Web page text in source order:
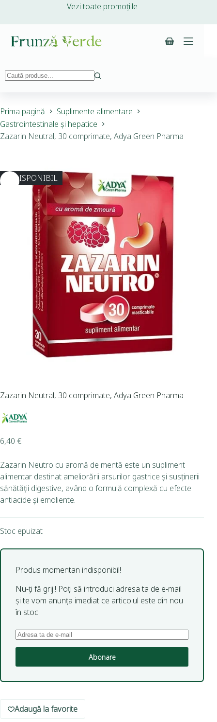
Vezi toate promoțiile
Prima pagină
Suplimente alimentare
Gastrointestinale și hepatice
Zazarin Neutral, 30 comprimate, Adya Green Pharma
INDISPONIBIL
Zazarin Neutral, 30 comprimate, Adya Green Pharma
6,40 €
Zazarin Neutro cu aromă de mentă este un supliment
alimentar destinat ameliorării arsurilor gastrice și susținerii
sănătății digestive, având o formulă complexă cu efecte
antiacide și emoliente.
Stoc epuizat
Produs momentan indisponibil!
Nu-ți fă griji! Poți să introduci adresa ta de e-mail
și te vom anunța imediat ce articolul este din nou
în stoc.
Abonare
Adaugă la favorite